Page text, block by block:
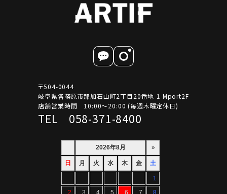
〒504-0044
岐阜県各務原市那加石山町2丁目20番地-1 Mport2F
店舗営業時間 10:00～20:00 (毎週木曜定休日)
TEL 058-371-8400